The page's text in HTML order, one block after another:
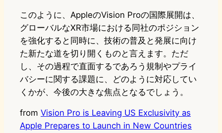
このように、AppleのVision Proの国際展開は、
グローバルなXR市場における同社のポジション
を強化すると同時に、技術の普及と発展に向け
た新たな道を切り開くものと言えます。ただ
し、その過程で直面するであろう規制やプライ
バシーに関する課題に、どのように対応してい
くかが、今後の大きな焦点となるでしょう。
from Vision Pro is Leaving US Exclusivity as
Apple Prepares to Launch in New Countries